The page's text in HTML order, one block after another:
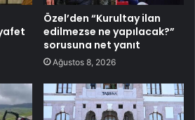
Özel’den “Kurultay ilan
edilmezse ne yapılacak?”
sorusuna net yanıt
Ağustos 8, 2026